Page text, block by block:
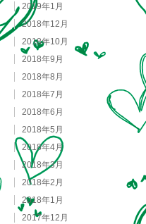
2019年1月
2018年12月
2018年10月
2018年9月
2018年8月
2018年7月
2018年6月
2018年5月
2018年4月
2018年3月
2018年2月
2018年1月
2017年12月